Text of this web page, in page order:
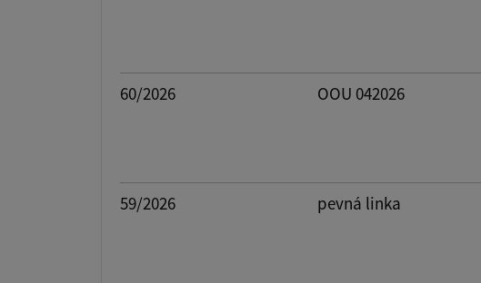
60/2026 OOU 042026
59/2026 pevná linka